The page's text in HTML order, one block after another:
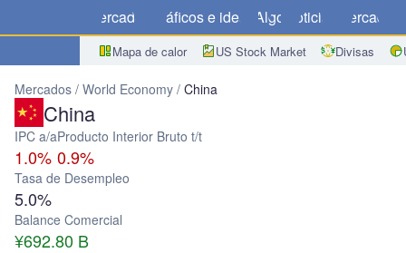
Mercados Gráficos e ideas Algo Noticias Mercado
Mapa de calor US Stock Market Divisas
Mercados World Economy China
China
IPC a/a
1.0%
Producto Interior Bruto t/t
0.9%
Tasa de Desempleo
5.0%
Balance Comercial
¥692.80 B